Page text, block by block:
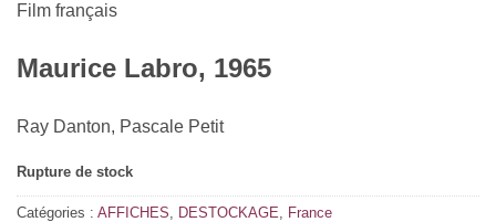
Film français
Maurice Labro, 1965
Ray Danton, Pascale Petit
Rupture de stock
Catégories : AFFICHES DESTOCKAGE France